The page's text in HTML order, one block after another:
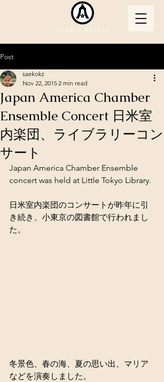
Saeko Koto
Post
Japan America Chamber
Ensemble Concert 日米室
内楽団、ライブラリーコン
サート
saekokz
Nov 22, 2015 2 min read
Japan America Chamber Ensemble
concert was held at Little Tokyo Library.
日米室内楽団のコンサートが昨年に引
き続き、小東京の図書館で行われまし
た。
冬景色、春の海、夏の思い出、マリア
などを演奏しました。